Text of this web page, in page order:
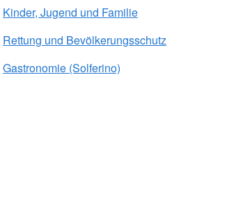
Kinder, Jugend und Familie
Rettung und Bevölkerungsschutz
Gastronomie (Solferino)